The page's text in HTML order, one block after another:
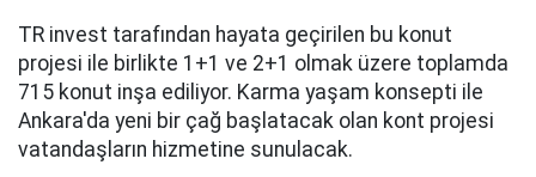
TR invest tarafından hayata geçirilen bu konut
projesi ile birlikte 1+1 ve 2+1 olmak üzere toplamda
715 konut inşa ediliyor. Karma yaşam konsepti ile
Ankara'da yeni bir çağ başlatacak olan kont projesi
vatandaşların hizmetine sunulacak.